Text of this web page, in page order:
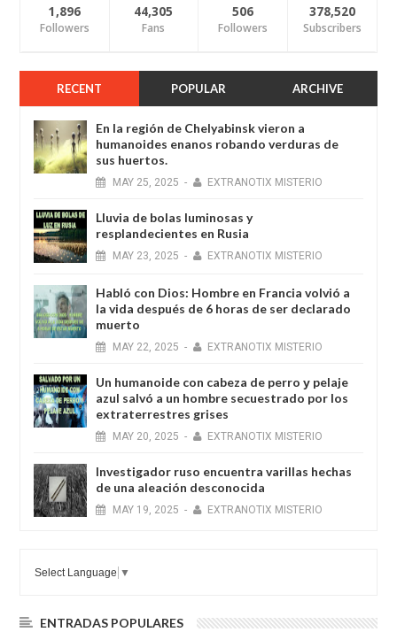
1,896
Followers
44,305
Fans
506
Followers
378,520
Subscribers
RECENT POPULAR ARCHIVE
En la región de Chelyabinsk vieron a
humanoides enanos robando verduras de
sus huertos.
MAY 25, 2025 - EXTRANOTIX MISTERIO
Lluvia de bolas luminosas y
resplandecientes en Rusia
MAY 23, 2025 - EXTRANOTIX MISTERIO
Habló con Dios: Hombre en Francia volvió a
la vida después de 6 horas de ser declarado
muerto
MAY 22, 2025 - EXTRANOTIX MISTERIO
Un humanoide con cabeza de perro у pelaje
azul salvó a un hombre secuestrado por los
extraterrestres grises
MAY 20, 2025 - EXTRANOTIX MISTERIO
Investigador ruso encuentra varillas hechas
de una aleación desconocida
MAY 19, 2025 - EXTRANOTIX MISTERIO
Select Language ▼
ENTRADAS POPULARES